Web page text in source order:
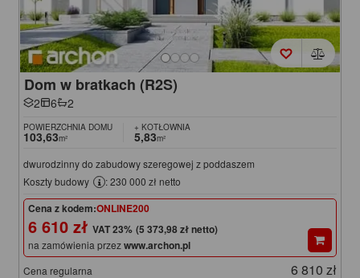
Dom w bratkach (R2S)
2 6 2
POWIERZCHNIA DOMU
103,63m²
+ KOTŁOWNIA
5,83m²
dwurodzinny do zabudowy szeregowej z poddaszem
Koszty budowy
: 230 000 zł netto
Cena z kodem:ONLINE200
6 610 zł (5 373,98 zł netto)
na zamówienia przezwww.archon.pl
Cena regularna 6 810 zł